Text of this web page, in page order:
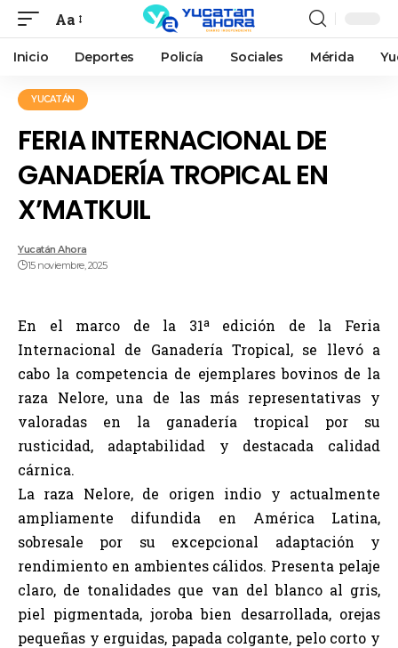
Aa
Inicio Deportes Policía Sociales Mérida
YUCATÁN
FERIA INTERNACIONAL DE
GANADERÍA TROPICAL EN
X’MATKUIL
Yucatán Ahora
15 noviembre, 2025
En el marco de la 31ª edición de la Feria
Internacional de Ganadería Tropical, se llevó a
cabo la competencia de ejemplares bovinos de la
raza Nelore, una de las más representativas y
valoradas en la ganadería tropical por su
rusticidad, adaptabilidad y destacada calidad
cárnica.
La raza Nelore, de origen indio y actualmente
ampliamente difundida en América Latina,
sobresale por su excepcional adaptación y
rendimiento en ambientes cálidos. Presenta pelaje
claro, de tonalidades que van del blanco al gris,
piel pigmentada, joroba bien desarrollada, orejas
pequeñas y erguidas, papada colgante, pelo corto y